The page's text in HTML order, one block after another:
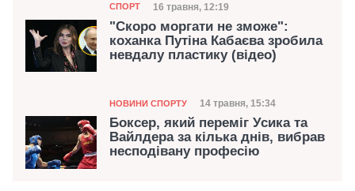
Категорія
СПОРТ Дата публікації
16 травня, 12:19
"Скоро моргати не зможе":
коханка Путіна Кабаєва зробила
невдалу пластику (відео)
Категорія
НОВИНИ СПОРТУ Дата публікації
14 травня, 15:34
Боксер, який переміг Усика та
Вайлдера за кілька днів, вибрав
несподівану професію